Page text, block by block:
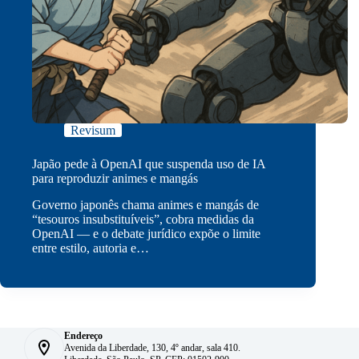
Revisum
Japão pede à OpenAI que suspenda uso de IA
para reproduzir animes e mangás
Governo japonês chama animes e mangás de
“tesouros insubstituíveis”, cobra medidas da
OpenAI — e o debate jurídico expõe o limite
entre estilo, autoria e…
Endereço
Avenida da Liberdade, 130, 4º andar, sala 410.